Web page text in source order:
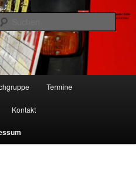
Rodenkirchen
Termine
Kontakt